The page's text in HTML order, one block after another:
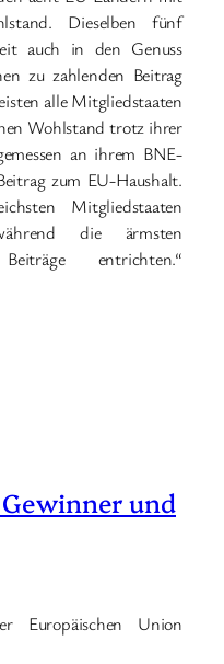
Dieselben fünf
auch in den Genuss
zu zahlenden Beitrag
alle Mitgliedstaaten
Wohlstand trotz ihrer
an ihrem BNE-
zum EU-Haushalt.
Mitgliedstaaten
die ärmsten
entrichten.“
und
Europäischen Union